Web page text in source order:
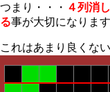
つまり・・・ ４列消
る事が大切になります
これはあまり良くな